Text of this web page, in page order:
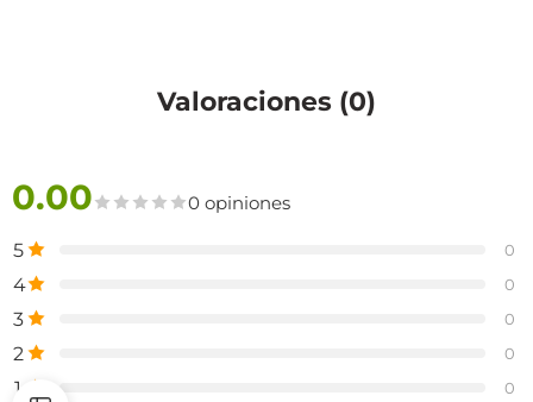
Valoraciones (0)
0.00 0 opiniones
5 0
4 0
3 0
2 0
1 0